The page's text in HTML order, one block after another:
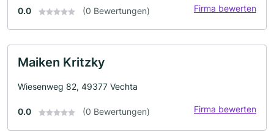
0.0 (0 Bewertungen) Firma bewerten
Maiken Kritzky
Wiesenweg 82, 49377 Vechta
0.0 (0 Bewertungen) Firma bewerten